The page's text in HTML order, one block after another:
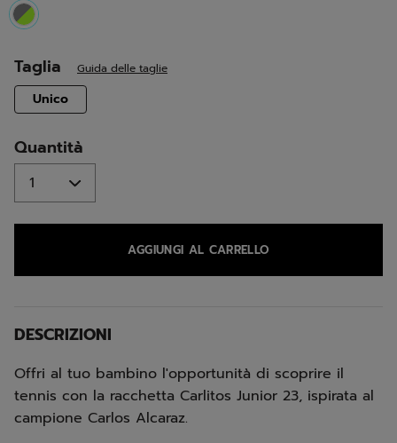
selected
Taglia Guida delle taglie
Unicoselected
Quantità
AGGIUNGI AL CARRELLO
DESCRIZIONI
Offri al tuo bambino l'opportunità di scoprire il
tennis con la racchetta Carlitos Junior 23, ispirata al
campione Carlos Alcaraz.